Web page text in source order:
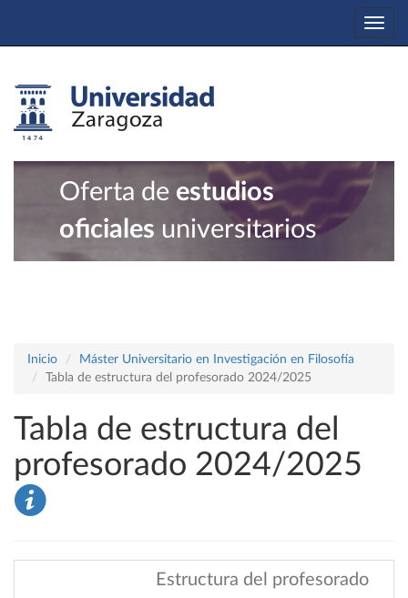
Oferta de estudios
oficiales universitarios
Inicio
Máster Universitario en Investigación en Filosofía
Tabla de estructura del profesorado 2024/2025
Tabla de estructura del
profesorado 2024/2025
Estructura del profesorado